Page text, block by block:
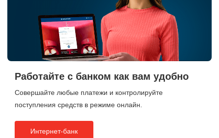
Работайте с банком как вам удобно
Совершайте любые платежи и контролируйте
поступления средств в режиме онлайн.
Интернет-банк